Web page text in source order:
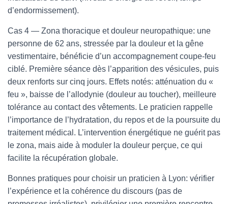
d’endormissement).
Cas 4 — Zona thoracique et douleur neuropathique: une
personne de 62 ans, stressée par la douleur et la gêne
vestimentaire, bénéficie d’un accompagnement coupe-feu
ciblé. Première séance dès l’apparition des vésicules, puis
deux renforts sur cinq jours. Effets notés: atténuation du «
feu », baisse de l’allodynie (douleur au toucher), meilleure
tolérance au contact des vêtements. Le praticien rappelle
l’importance de l’hydratation, du repos et de la poursuite du
traitement médical. L’intervention énergétique ne guérit pas
le zona, mais aide à moduler la douleur perçue, ce qui
facilite la récupération globale.
Bonnes pratiques pour choisir un praticien à Lyon: vérifier
l’expérience et la cohérence du discours (pas de